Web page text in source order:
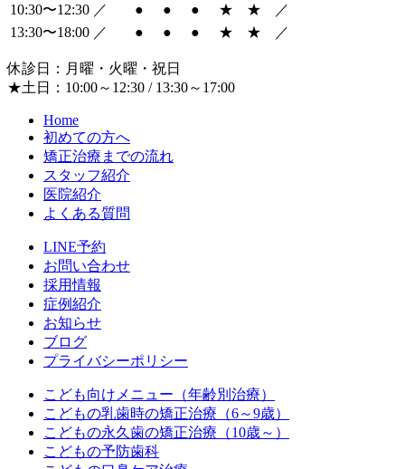
10:30〜12:30 ／ ● ● ● ★ ★
／
13:30〜18:00 ／ ● ● ● ★ ★ ／
休診日：月曜・火曜・祝日
★土日：10:00～12:30 / 13:30～17:00
Home
初めての方へ
矯正治療までの流れ
スタッフ紹介
医院紹介
よくある質問
LINE予約
お問い合わせ
採用情報
症例紹介
お知らせ
ブログ
プライバシーポリシー
こども向けメニュー（年齢別治療）
こどもの乳歯時の矯正治療（6～9歳）
こどもの永久歯の矯正治療（10歳～）
こどもの予防歯科